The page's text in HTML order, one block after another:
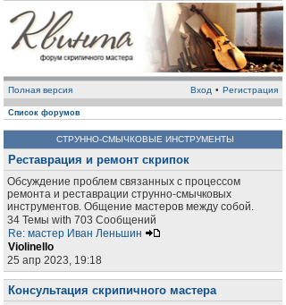
Полная версия Вход • Регистрация
Список форумов
СТРУННО-СМЫЧКОВЫЕ ИНСТРУМЕНТЫ
Реставрация и ремонт скрипок
Обсуждение проблем связанных с процессом
ремонта и реставрации струнно-смычковых
инструментов. Общение мастеров между собой.
34 Темы with 703 Сообщений
Re: мастер Иван Леньшин
Violinello
25 апр 2023, 19:18
Консультация скрипичного мастера